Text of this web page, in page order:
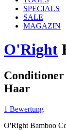
SPECIALS
SALE
MAGAZIN
O'Right
Haar
1 Bewertung
O'Right Bamboo